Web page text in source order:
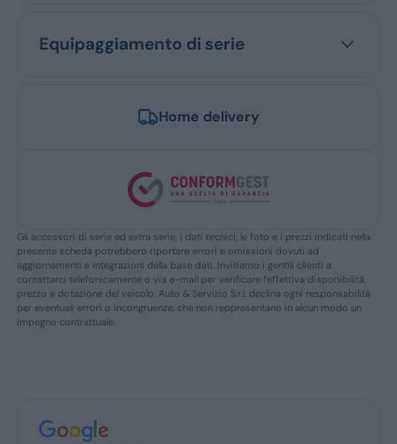
Equipaggiamento di serie
Home delivery
Gli accessori di serie ed extra serie, i dati tecnici, le foto e i prezzi indicati nella
presente scheda potrebbero riportare errori e omissioni dovuti ad
aggiornamenti e integrazioni della base dati. Invitiamo i gentili clienti a
contattarci telefonicamente o via e-mail per verificare l’effettiva disponibilità,
prezzo e dotazione del veicolo. Auto & Servizio S.r.l. declina ogni responsabilità
per eventuali errori o incongruenze, che non reppresentano in alcun modo un
impegno contrattuale.